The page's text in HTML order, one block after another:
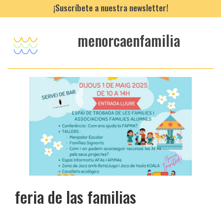
¡Suscríbete a nuestra newsletter!
menorcaenfamilia
feria de las familias